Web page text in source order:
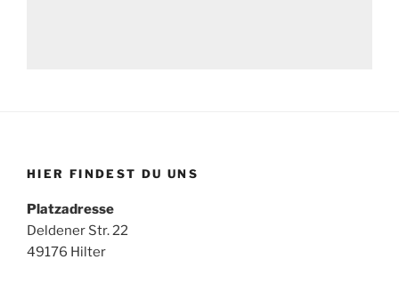
HIER FINDEST DU UNS
Platzadresse
Deldener Str. 22
49176 Hilter